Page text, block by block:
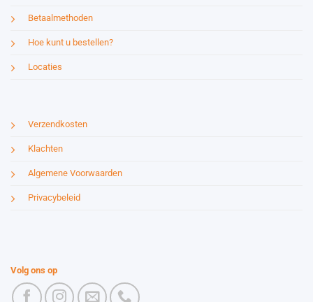
Betaalmethoden
Hoe kunt u bestellen?
Locaties
Verzendkosten
Klachten
Algemene Voorwaarden
Privacybeleid
Volg ons op